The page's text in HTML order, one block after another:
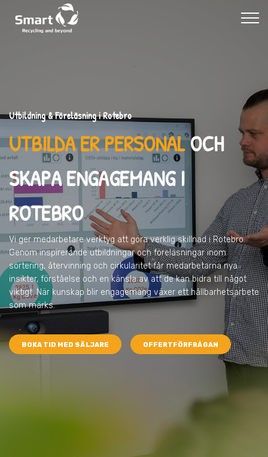
Utbildning & Föreläsning i Rotebro
UTBILDA ER PERSONALOCH
SKAPA ENGAGEMANG I
ROTEBRO
Vi ger medarbetare verktyg att göra verklig skillnadi Rotebro.
Genom inspirerande utbildningar och föreläsningar inom
sortering, återvinning och cirkularitet får medarbetarna nya
insikter, förståelse och en känsla av att de kan bidra till något
viktigt. När kunskap blir engagemang växer ett hållbarhetsarbete
som märks.
BOKA TID MED SÄLJARE OFFERTFÖRFRÅGAN